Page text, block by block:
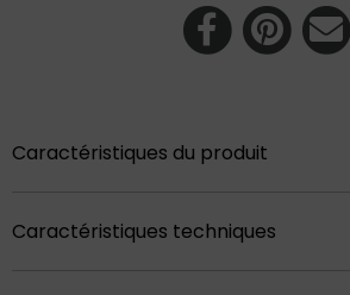
Caractéristiques du produit
Caractéristiques techniques